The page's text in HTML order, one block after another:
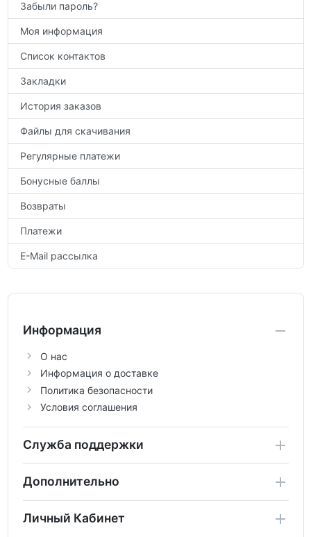
Забыли пароль?
Моя информация
Список контактов
Закладки
История заказов
Файлы для скачивания
Регулярные платежи
Бонусные баллы
Возвраты
Платежи
E-Mail рассылка
Информация
О нас
Информация о доставке
Политика безопасности
Условия соглашения
Служба поддержки
Дополнительно
Личный Кабинет